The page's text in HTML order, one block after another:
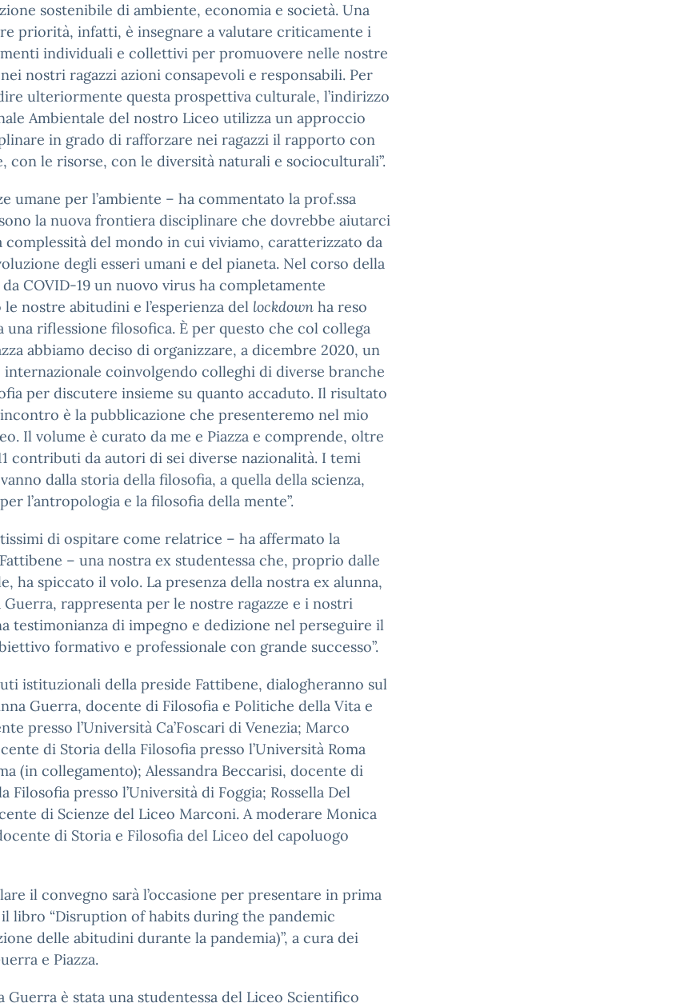
sostenibile di ambiente, economia e società. Una
priorità, infatti, è insegnare a valutare criticamente i
individuali e collettivi per promuovere nelle nostre
nostri ragazzi azioni consapevoli e responsabili. Per
ulteriormente questa prospettiva culturale, l’indirizzo
Ambientale del nostro Liceo utilizza un approccio
in grado di rafforzare nei ragazzi il rapporto con
con le risorse, con le diversità naturali e socioculturali”.
umane per l’ambiente – ha commentato la prof.ssa
la nuova frontiera disciplinare che dovrebbe aiutarci
complessità del mondo in cui viviamo, caratterizzato da
degli esseri umani e del pianeta. Nel corso della
COVID-19 un nuovo virus ha completamente
nostre abitudini e l’esperienza del lockdown ha reso
una riflessione filosofica. È per questo che col collega
abbiamo deciso di organizzare, a dicembre 2020, un
coinvolgendo colleghi di diverse branche
per discutere insieme su quanto accaduto. Il risultato
è la pubblicazione che presenteremo nel mio
Il volume è curato da me e Piazza e comprende, oltre
contributi da autori di sei diverse nazionalità. I temi
dalla storia della filosofia, a quella della scienza,
l’antropologia e la filosofia della mente”.
di ospitare come relatrice – ha affermato la
– una nostra ex studentessa che, proprio dalle
ha spiccato il volo. La presenza della nostra ex alunna,
Guerra, rappresenta per le nostre ragazze e i nostri
testimonianza di impegno e dedizione nel perseguire il
formativo e professionale con grande successo”.
istituzionali della preside Fattibene, dialogheranno sul
Guerra, docente di Filosofia e Politiche della Vita e
presso l’Università Ca’Foscari di Venezia; Marco
di Storia della Filosofia presso l’Università Roma
(in collegamento); Alessandra Beccarisi, docente di
Filosofia presso l’Università di Foggia; Rossella Del
di Scienze del Liceo Marconi. A moderare Monica
di Storia e Filosofia del Liceo del capoluogo
il convegno sarà l’occasione per presentare in prima
libro “Disruption of habits during the pandemic
delle abitudini durante la pandemia)”, a cura dei
e Piazza.
Guerra è stata una studentessa del Liceo Scientifico